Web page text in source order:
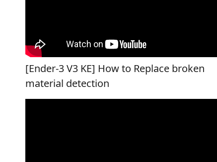
[Ender-3 V3 KE] How to Replace broken
material detection